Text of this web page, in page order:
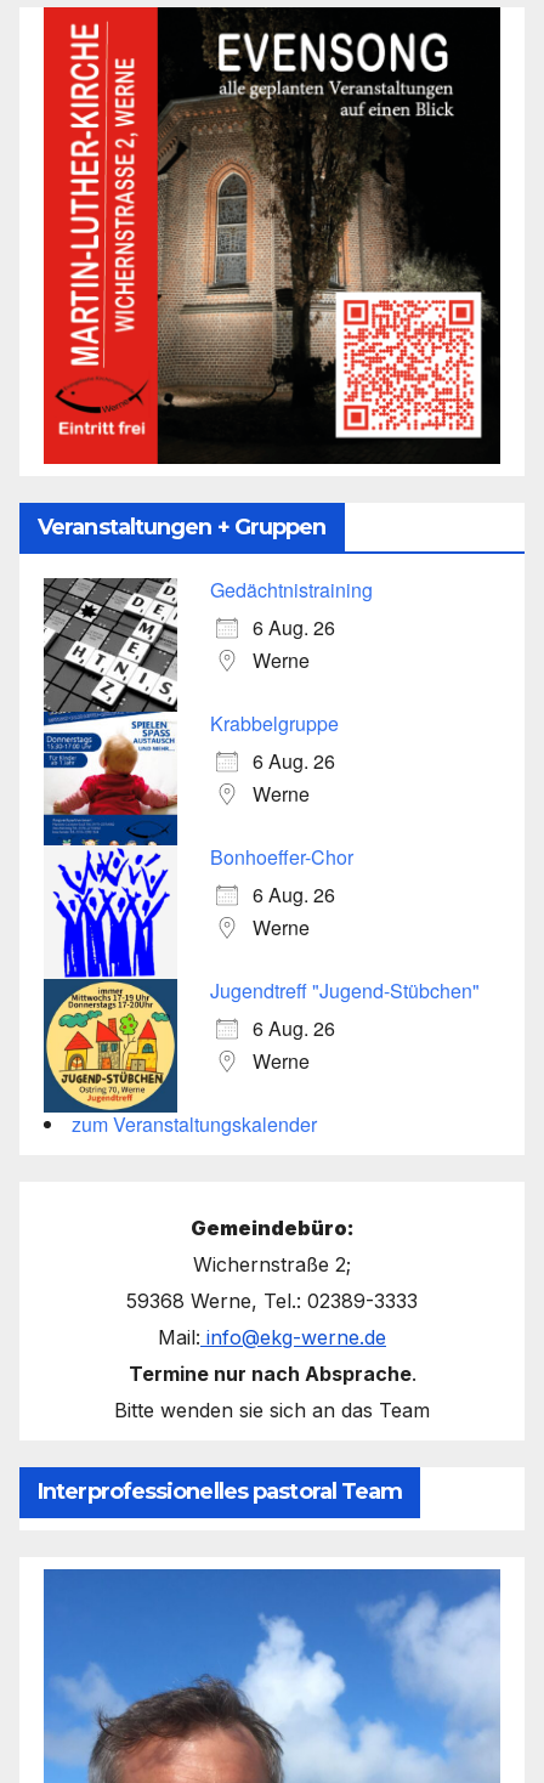
Veranstaltungen + Gruppen
Gedächtnistraining
6 Aug. 26
Werne
Krabbelgruppe
6 Aug. 26
Werne
Bonhoeffer-Chor
6 Aug. 26
Werne
Jugendtreff "Jugend-Stübchen"
6 Aug. 26
Werne
zum Veranstaltungskalender
Gemeindebüro:
Wichernstraße 2;
59368 Werne, Tel.: 02389-3333
Mail: info@ekg-werne.de
Termine nur nach Absprache.
Bitte wenden sie sich an das Team
Interprofessionelles pastoral Team